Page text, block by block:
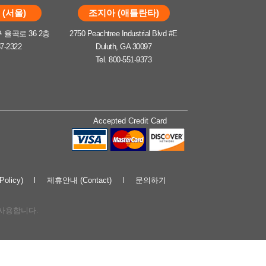
(서울)
율곡로 36 2층
2322
조지아 (애틀란타)
2750 Peachtree Industrial Blvd #E
Duluth, GA 30097
Tel. 800-551-9373
Accepted Credit Card
제휴안내 (Contact) 문의하기
용합니다.